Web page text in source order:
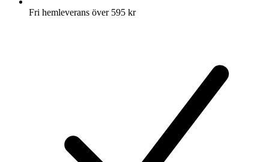
Fri hemleverans över 595 kr